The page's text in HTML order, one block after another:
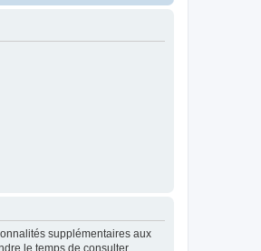
supplémentaires aux
le temps de consulter